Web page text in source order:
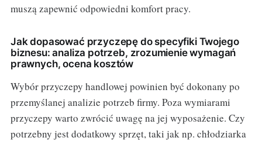
muszą zapewnić odpowiedni komfort pracy.
Jak dopasować przyczepę do specyfiki Twojego
biznesu: analiza potrzeb, zrozumienie wymagań
prawnych, ocena kosztów
Wybór przyczepy handlowej powinien być dokonany po
przemyślanej analizie potrzeb firmy. Poza wymiarami
przyczepy warto zwrócić uwagę na jej wyposażenie. Czy
potrzebny jest dodatkowy sprzęt, taki jak np. chłodziarka